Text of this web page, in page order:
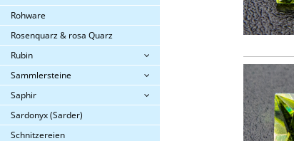
Rohware
Rosenquarz & rosa Quarz
Rubin
Sammlersteine
Saphir
Sardonyx (Sarder)
Schnitzereien